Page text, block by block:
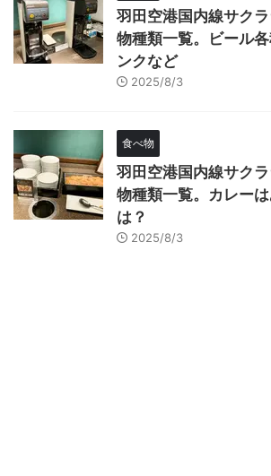
羽田空港国内線サク
物種類一覧。ビール
ンクなど
2025/8/3
食べ物
羽田空港国内線サク
物種類一覧。カレー
は？
2025/8/3